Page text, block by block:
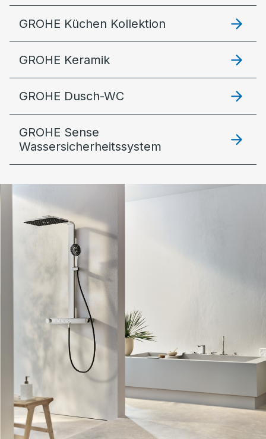
GROHE Küchen Kollektion
GROHE Keramik
GROHE Dusch-WC
GROHE Sense
Wassersicherheitssystem